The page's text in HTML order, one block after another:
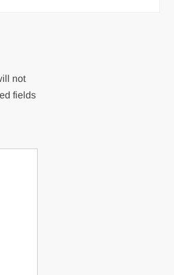
not
fields